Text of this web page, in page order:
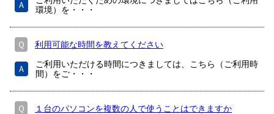
Ａ
環境）を・・・
Ｑ 利用可能な時間を教えてください
Ａ
ご利用いただける時間につきましては、こちら（ご利用時
間）をご・・・
Ｑ １台のパソコンを複数の人で使うことはできますか